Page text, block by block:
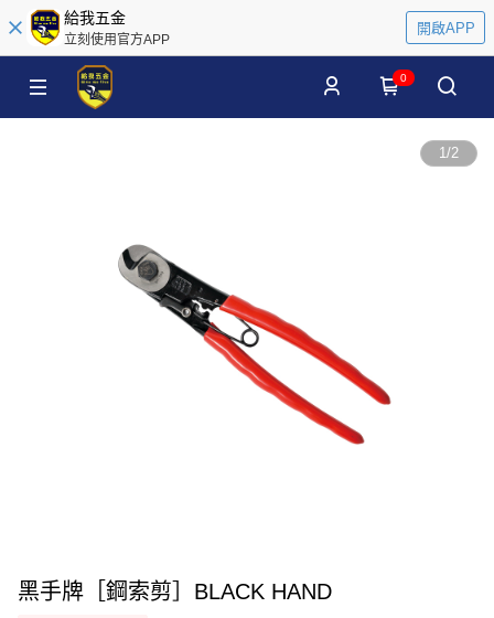
給我五金
立刻使用官方APP
開啟APP
0
1/2
黑手牌［鋼索剪］BLACK HAND